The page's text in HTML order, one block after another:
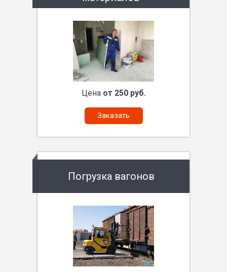
Цена от 250 руб.
Заказать
Погрузка вагонов